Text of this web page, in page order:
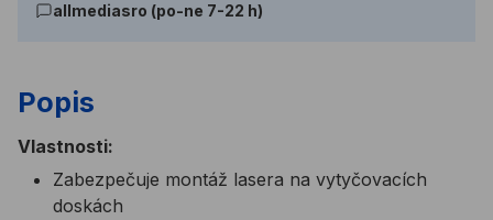
allmediasro (po-ne 7-22 h)
Popis
Vlastnosti:
Zabezpečuje montáž lasera na vytyčovacích
doskách